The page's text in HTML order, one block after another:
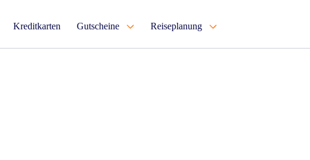
Kreditkarten Gutscheine Reiseplanung